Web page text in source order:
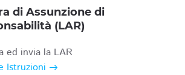
di Assunzione di
(LAR)
ed invia la LAR
Istruzioni